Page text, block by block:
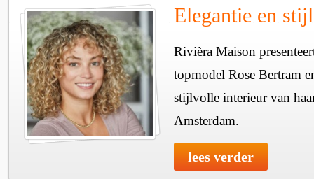
Elegantie en stijl
Rivièra Maison
topmodel Rose Bertram
stijlvolle interieur van
Amsterdam.
lees verder